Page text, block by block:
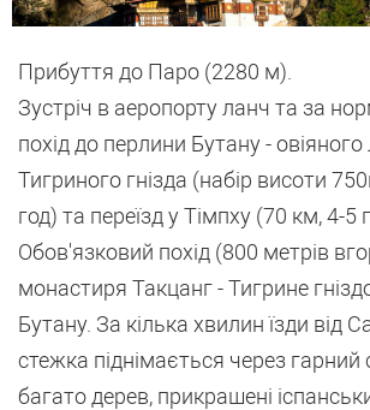
Прибуття до Паро (2280 м).
Зустріч в аеропорту ланч та за
похід до перлини Бутану -
Тигриного гнізда (набір висоти
год) та переїзд у Тімпху (70 км, 4-5
Обов'язковий похід (800 метрів
монастиря Такцанг - Тигрине
Бутану. За кілька хвилин їзди від
стежка піднімається через гарний
багато дерев, прикрашені